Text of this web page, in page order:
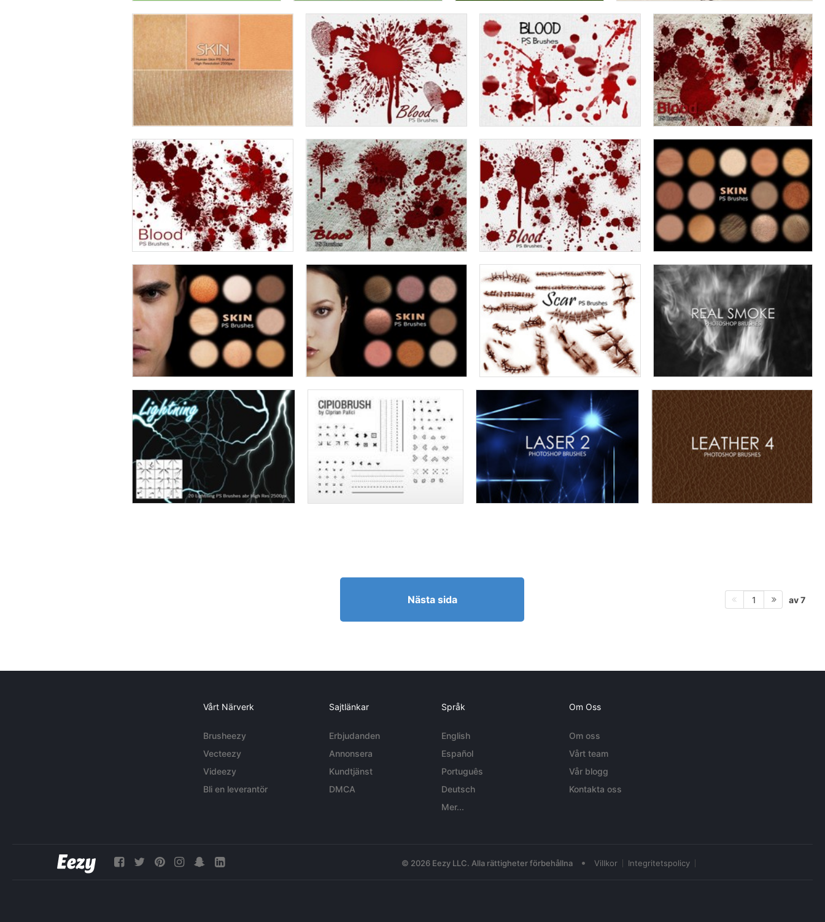
Nästa sida 1 av 7
Vårt Närverk
Brusheezy
Vecteezy
Videezy
Bli en leverantör
Sajtlänkar
Erbjudanden
Annonsera
Kundtjänst
DMCA
Språk
English
Español
Português
Deutsch
Mer...
Om Oss
Om oss
Vårt team
Vår blogg
Kontakta oss
© 2026 Eezy LLC. Alla rättigheter förbehållna • Villkor Integritetspolicy